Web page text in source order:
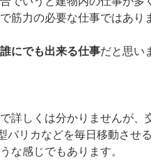
筋力の必要な仕事ではあり
誰にでも出来る仕事だと思い
詳しくは分かりませんが、
バリカなどを毎日移動させ
な感じでもあります。